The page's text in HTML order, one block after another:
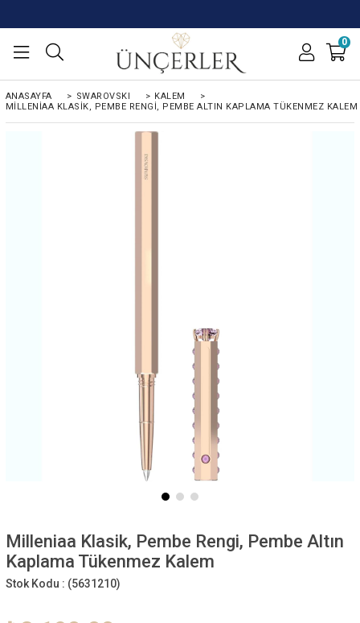
0
ANASAYFA > SWAROVSKI > KALEM
>
MILLENIAA KLASIK, PEMBE RENGI, PEMBE ALTIN KAPLAMA TÜKENMEZ KALEM
Milleniaa Klasik, Pembe Rengi, Pembe Altın
Kaplama Tükenmez Kalem
Stok Kodu : (5631210)